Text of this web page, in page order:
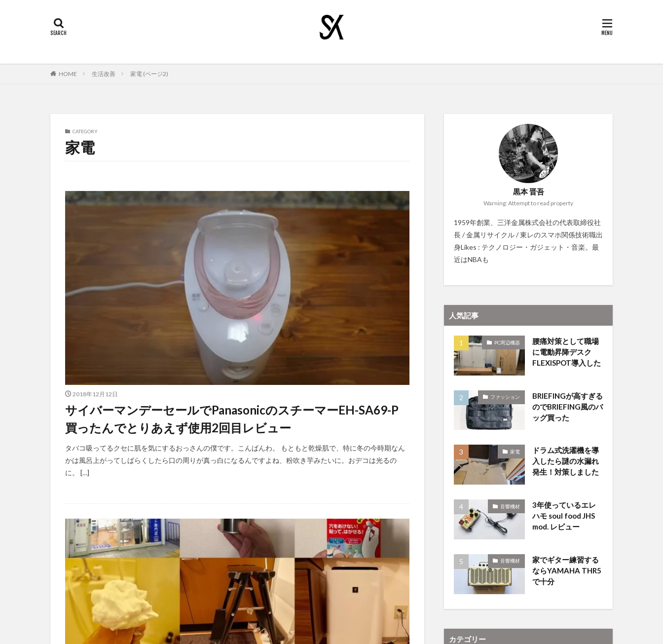
HOME 生活改善 家電 (ページ2)
CATEGORY
家電
2018年12月12日
サイバーマンデーセールでPanasonicのスチーマーEH-SA69-P
買ったんでとりあえず使用2回目レビュー
タバコ吸ってるクセに肌を気にするおっさんの僕です。こんばんわ。 もともと乾燥肌で、特に冬の今時期なん
かは風呂上がってしばらくしたら口の周りが真っ白になるんですよね、粉吹き芋みたいに。おデコは光るの
に。 […]
黒本 晋吾
Warning: Attempt to read property
1959年創業、三洋金属株式会社の代表取締役社
長 / 金属リサイクル / 東レのスマホ関係技術職出
身Likes : テクノロジー・ガジェット・音楽。最
近はNBAも
人気記事
PC周辺機器
腰痛対策として職場
に電動昇降デスク
FLEXISPOT導入した
ファッション
BRIEFINGが高すぎる
のでBRIEFING風のバ
ッグ買った
家電
ドラム式洗濯機を導
入したら謎の水漏れ
発生！対策しました
音響機材
3年使っているエレ
ハモ soul food JHS
mod. レビュー
音響機材
家でギター練習する
ならYAMAHA THR5
で十分
カテゴリー